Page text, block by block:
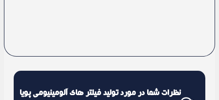
نظرات شما در مورد تولید فیلتر های آلومینیومی پویا